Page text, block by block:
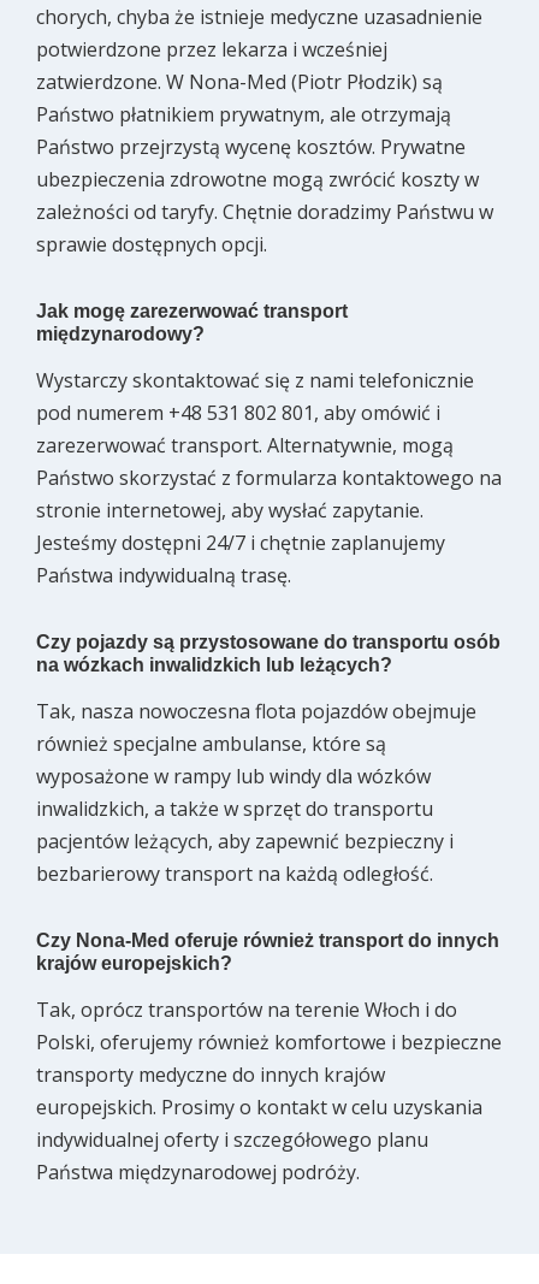
chorych, chyba że istnieje medyczne uzasadnienie
potwierdzone przez lekarza i wcześniej
zatwierdzone. W Nona-Med (Piotr Płodzik) są
Państwo płatnikiem prywatnym, ale otrzymają
Państwo przejrzystą wycenę kosztów. Prywatne
ubezpieczenia zdrowotne mogą zwrócić koszty w
zależności od taryfy. Chętnie doradzimy Państwu w
sprawie dostępnych opcji.
Jak mogę zarezerwować transport
międzynarodowy?
Wystarczy skontaktować się z nami telefonicznie
pod numerem +48 531 802 801, aby omówić i
zarezerwować transport. Alternatywnie, mogą
Państwo skorzystać z formularza kontaktowego na
stronie internetowej, aby wysłać zapytanie.
Jesteśmy dostępni 24/7 i chętnie zaplanujemy
Państwa indywidualną trasę.
Czy pojazdy są przystosowane do transportu osób
na wózkach inwalidzkich lub leżących?
Tak, nasza nowoczesna flota pojazdów obejmuje
również specjalne ambulanse, które są
wyposażone w rampy lub windy dla wózków
inwalidzkich, a także w sprzęt do transportu
pacjentów leżących, aby zapewnić bezpieczny i
bezbarierowy transport na każdą odległość.
Czy Nona-Med oferuje również transport do innych
krajów europejskich?
Tak, oprócz transportów na terenie Włoch i do
Polski, oferujemy również komfortowe i bezpieczne
transporty medyczne do innych krajów
europejskich. Prosimy o kontakt w celu uzyskania
indywidualnej oferty i szczegółowego planu
Państwa międzynarodowej podróży.